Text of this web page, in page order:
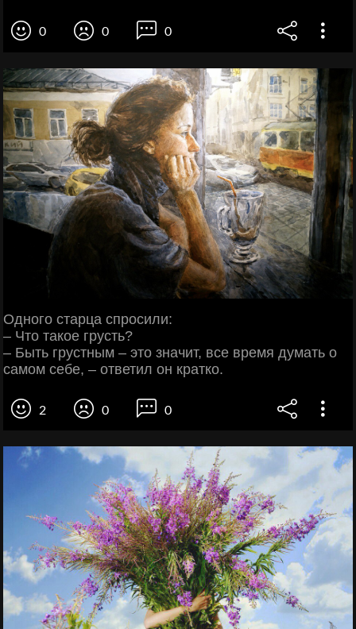
0 0 0
Одного старца спросили:
– Что такое грусть?
– Быть грустным – это значит, все время думать о
самом себе, – ответил он кратко.
2 0 0